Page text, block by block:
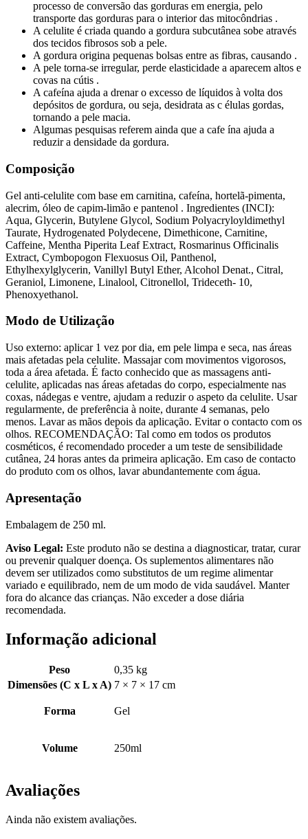
processo de conversão das gorduras em energia, pelo
transporte das gorduras para o interior das mitocôndrias .
A celulite é criada quando a gordura subcutânea sobe através
dos tecidos fibrosos sob a pele.
A gordura origina pequenas bolsas entre as fibras, causando .
A pele torna-se irregular, perde elasticidade a aparecem altos e
covas na cútis .
A cafeína ajuda a drenar o excesso de líquidos à volta dos
depósitos de gordura, ou seja, desidrata as c élulas gordas,
tornando a pele macia.
Algumas pesquisas referem ainda que a cafe ína ajuda a
reduzir a densidade da gordura.
Composição
Gel anti-celulite com base em carnitina, cafeína, hortelã-pimenta,
alecrim, óleo de capim-limão e pantenol . Ingredientes (INCI):
Aqua, Glycerin, Butylene Glycol, Sodium Polyacryloyldimethyl
Taurate, Hydrogenated Polydecene, Dimethicone, Carnitine,
Caffeine, Mentha Piperita Leaf Extract, Rosmarinus Officinalis
Extract, Cymbopogon Flexuosus Oil, Panthenol,
Ethylhexylglycerin, Vanillyl Butyl Ether, Alcohol Denat., Citral,
Geraniol, Limonene, Linalool, Citronellol, Trideceth- 10,
Phenoxyethanol.
Modo de Utilização
Uso externo: aplicar 1 vez por dia, em pele limpa e seca, nas áreas
mais afetadas pela celulite. Massajar com movimentos vigorosos,
toda a área afetada. É facto conhecido que as massagens anti-
celulite, aplicadas nas áreas afetadas do corpo, especialmente nas
coxas, nádegas e ventre, ajudam a reduzir o aspeto da celulite. Usar
regularmente, de preferência à noite, durante 4 semanas, pelo
menos. Lavar as mãos depois da aplicação. Evitar o contacto com os
olhos. RECOMENDAÇÃO: Tal como em todos os produtos
cosméticos, é recomendado proceder a um teste de sensibilidade
cutânea, 24 horas antes da primeira aplicação. Em caso de contacto
do produto com os olhos, lavar abundantemente com água.
Apresentação
Embalagem de 250 ml.
Aviso Legal: Este produto não se destina a diagnosticar, tratar, curar
ou prevenir qualquer doença. Os suplementos alimentares não
devem ser utilizados como substitutos de um regime alimentar
variado e equilibrado, nem de um modo de vida saudável. Manter
fora do alcance das crianças. Não exceder a dose diária
recomendada.
Informação adicional
Peso
0,35 kg
Dimensões (C x L x A) 7 × 7 × 17 cm
Forma Gel
Volume 250ml
Avaliações
Ainda não existem avaliações.